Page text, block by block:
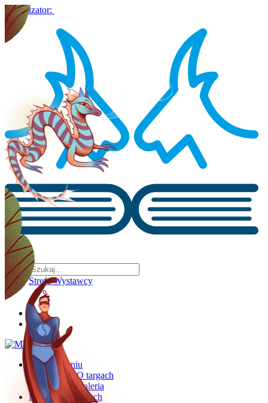
Organizator:
Strefa Wystawcy
O wydarzeniu
O targach
Galeria
Dla Zwiedzających